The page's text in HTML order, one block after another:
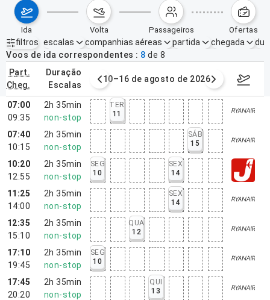
ida volta passageiros ofertas
filtros
Filtros ativos nenhum
escalas companhias aéreas partida chegada
Voos de ida correspondentes
8 de 8
part.
cheg.
duração
escalas
agosto de 2026 10–16 de agosto de 2026 17–23
07:00
09:35
2h 35min
non-stop
TER
11
07:40
10:15
2h 35min
non-stop
SÁB
15
10:20
12:55
2h 35min
non-stop
SEG
10
SEX
14
11:25
14:00
2h 35min
non-stop
SEX
14
12:35
15:10
2h 35min
non-stop
QUA
12
17:10
19:45
2h 35min
non-stop
SEG
10
17:45
20:20
2h 35min
non-stop
QUI
13